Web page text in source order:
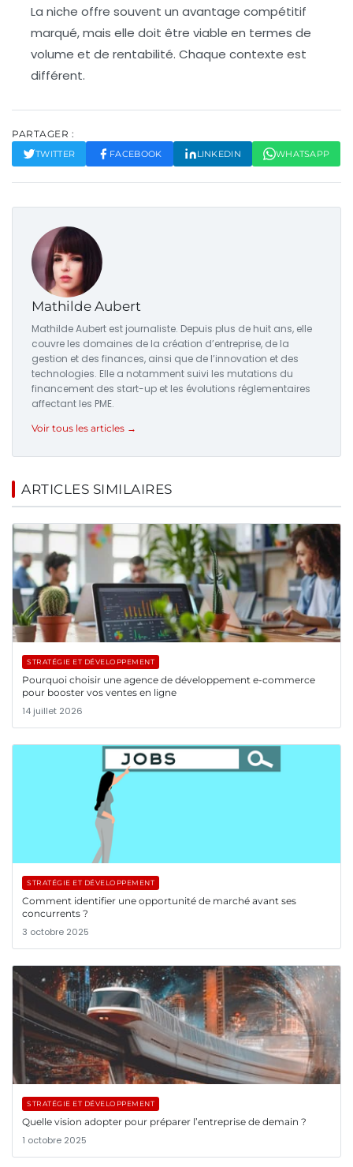
La niche offre souvent un avantage compétitif
marqué, mais elle doit être viable en termes de
volume et de rentabilité. Chaque contexte est
différent.
PARTAGER :
TWITTER FACEBOOK LINKEDIN WHATSAPP
Mathilde Aubert
Mathilde Aubert est journaliste. Depuis plus de huit ans, elle
couvre les domaines de la création d’entreprise, de la
gestion et des finances, ainsi que de l’innovation et des
technologies. Elle a notamment suivi les mutations du
financement des start-up et les évolutions réglementaires
affectant les PME.
Voir tous les articles →
ARTICLES SIMILAIRES
STRATÉGIE ET DÉVELOPPEMENT
Pourquoi choisir une agence de développement e-commerce
pour booster vos ventes en ligne
14 juillet 2026
STRATÉGIE ET DÉVELOPPEMENT
Comment identifier une opportunité de marché avant ses
concurrents ?
3 octobre 2025
STRATÉGIE ET DÉVELOPPEMENT
Quelle vision adopter pour préparer l’entreprise de demain ?
1 octobre 2025